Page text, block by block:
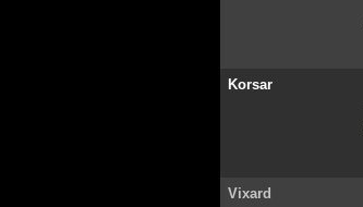
Korsar
Vixard